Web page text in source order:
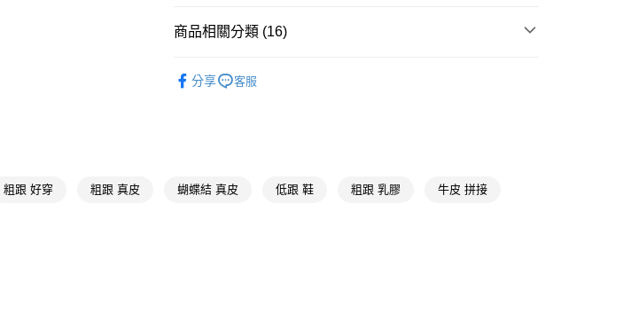
台灣樂天信用卡公司
Google Pay
全支付
流程，驗證手機門號後，選擇欲分期的期數、繳款截止日，確認付款後即
【關於「AFTEE先享後付」】
商品相關分類 (16)
選款式 寶石、水鑽
分享 客服
粗跟 好穿 粗跟 真皮 蝴蝶結 真皮 低跟 鞋 粗跟 乳膠 牛皮 拼接